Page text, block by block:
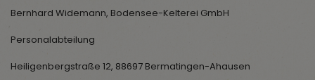
Bernhard Widemann, Bodensee-Kelterei GmbH
Personalabteilung
Heiligenbergstraße 12, 88697 Bermatingen-Ahausen